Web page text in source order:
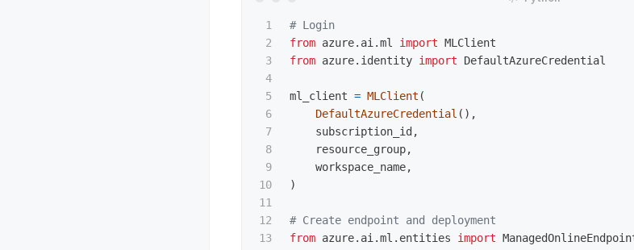
1
2
3
4
5
6
7
8
9
10
11
12
13
from azure.ai.ml import MLClient
from azure.identity import DefaultAzureCredential
ml_client = MLClient (
DefaultAzureCredential (),
subscription_id,
resource_group,
workspace_name,
)
from azure.ai.ml.entities import